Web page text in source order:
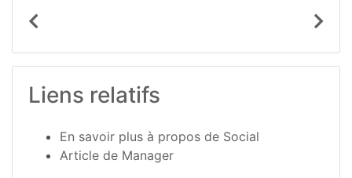
Liens relatifs
En savoir plus à propos de Social
Article de Manager